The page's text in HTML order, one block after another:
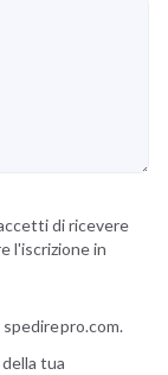
di ricevere
l'iscrizione in
tua